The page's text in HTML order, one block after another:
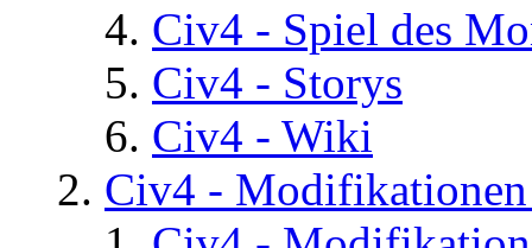
Civ4 - Spiel des
Civ4 - Storys
Civ4 - Wiki
Civ4 -